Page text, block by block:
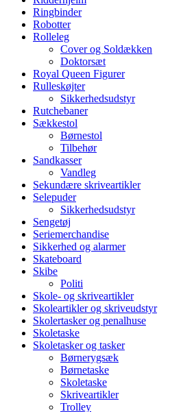
Ringbinder
Robotter
Rolleleg
Cover og Soldækken
Doktorsæt
Royal Queen Figurer
Rulleskøjter
Sikkerhedsudstyr
Rutchebaner
Sækkestol
Børnestol
Tilbehør
Sandkasser
Vandleg
Sekundære skriveartikler
Selepuder
Sikkerhedsudstyr
Sengetøj
Seriemerchandise
Sikkerhed og alarmer
Skateboard
Skibe
Politi
Skole- og skriveartikler
Skoleartikler og skriveudstyr
Skolertasker og penalhuse
Skoletaske
Skoletasker og tasker
Børnerygsæk
Børnetaske
Skoletaske
Skriveartikler
Trolley